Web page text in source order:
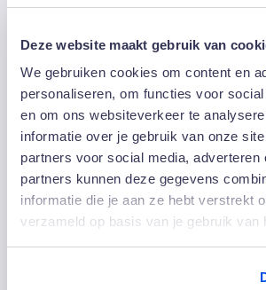
Deze website maakt gebruik van
We gebruiken cookies om content en
personaliseren, om functies voor
en om ons websiteverkeer te
informatie over je gebruik van onze
partners voor social media, adverteren
partners kunnen deze gegevens
informatie die je aan ze hebt verstrekt
verzameld op basis van je gebruik van
Compliment’ die in de pauze en tijdens
thuisfront werd gedacht, want bij de
een zakje hartensnoep worden
haar Valentijn!